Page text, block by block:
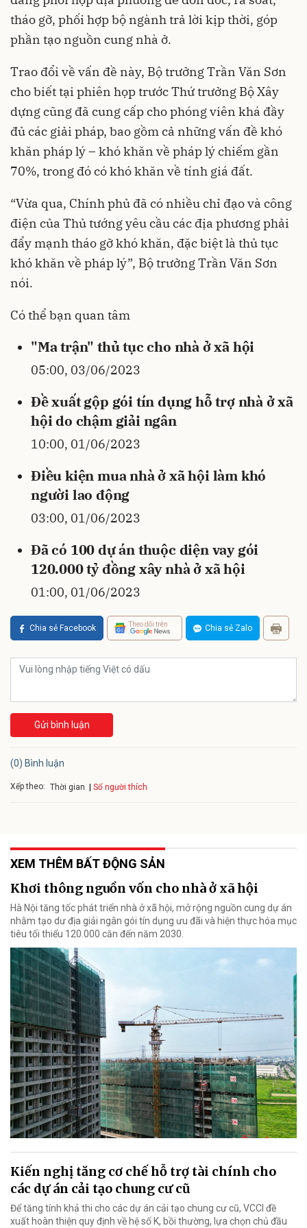
tháo gỡ, phối hợp bộ ngành trả lời kịp thời, góp
phần tạo nguồn cung nhà ở.
Trao đổi về vấn đề này, Bộ trưởng Trần Văn Sơn
cho biết tại phiên họp trước Thứ trưởng Bộ Xây
dựng cũng đã cung cấp cho phóng viên khá đầy
đủ các giải pháp, bao gồm cả những vấn đề khó
khăn pháp lý – khó khăn về pháp lý chiếm gần
70%, trong đó có khó khăn về tính giá đất.
“Vừa qua, Chính phủ đã có nhiều chỉ đạo và công
điện của Thủ tướng yêu cầu các địa phương phải
đẩy mạnh tháo gỡ khó khăn, đặc biệt là thủ tục
khó khăn về pháp lý”, Bộ trưởng Trần Văn Sơn
nói.
Có thể bạn quan tâm
"Ma trận" thủ tục cho nhà ở xã hội
05:00, 03/06/2023
Đề xuất gộp gói tín dụng hỗ trợ nhà ở xã
hội do chậm giải ngân
10:00, 01/06/2023
Điều kiện mua nhà ở xã hội làm khó
người lao động
03:00, 01/06/2023
Đã có 100 dự án thuộc diện vay gói
120.000 tỷ đồng xây nhà ở xã hội
01:00, 01/06/2023
Chia sẻ Facebook Theo dõi trên Chia sẻ Zalo
Gửi bình luận
(0) Bình luận
Xếp theo: Thời gian Số người thích
XEM THÊM BẤT ĐỘNG SẢN
Khơi thông nguồn vốn cho nhà ở xã hội
Hà Nội tăng tốc phát triển nhà ở xã hội, mở rộng nguồn cung dự án
nhằm tạo dư địa giải ngân gói tín dụng ưu đãi và hiện thực hóa mục
tiêu tối thiểu 120.000 căn đến năm 2030.
Kiến nghị tăng cơ chế hỗ trợ tài chính cho
các dự án cải tạo chung cư cũ
Để tăng tính khả thi cho các dự án cải tạo chung cư cũ, VCCI đề
xuất hoàn thiện quy định về hệ số K, bồi thường, lựa chọn chủ đầu